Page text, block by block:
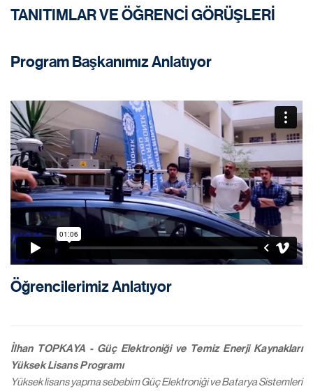
TANITIMLAR VE ÖĞRENCİ GÖRÜŞLERİ
Program Başkanımız Anlatıyor
Öğrencilerimiz Anlatıyor
İlhan TOPKAYA - Güç Elektroniği ve Temiz Enerji Kaynakları
Yüksek Lisans Programı
Yüksek lisans yapma sebebim Güç Elektroniği ve Batarya Sistemleri